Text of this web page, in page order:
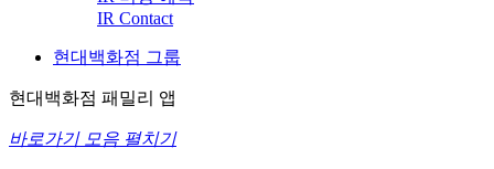
IR Contact
현대백화점 그룹
현대백화점 패밀리 앱
바로가기 모음 펼치기